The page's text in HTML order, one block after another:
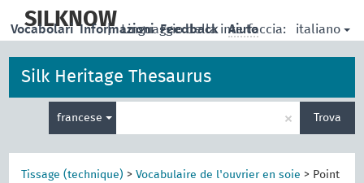
main
SILKNOW
| Linguaggio della interfaccia: italiano
Vocabolari Informazioni Feedback Aiuto
Silk Heritage Thesaurus
francese
per
la
× Trova
Tissage (technique) >Vocabulaire de l'ouvrier en soie > Point